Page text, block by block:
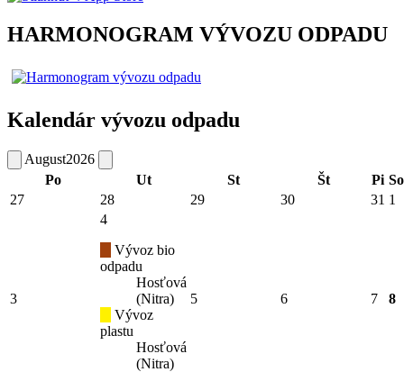
HARMONOGRAM VÝVOZU ODPADU
Kalendár vývozu odpadu
August2026
Po
Ut St Št Pi So
27
28 29 30 31 1
3
4
Vývoz bio
odpadu
Hosťová
(Nitra)
Vývoz
plastu
Hosťová
(Nitra)
5 6 7 8